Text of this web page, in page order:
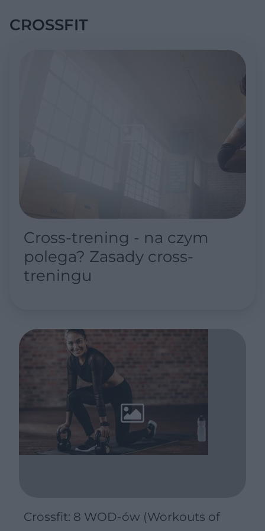
CROSSFIT
Cross-trening - na czym
polega? Zasady cross-
treningu
Crossfit: 8 WOD-ów (Workouts of